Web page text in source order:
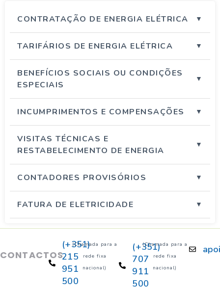
CONTRATAÇÃO DE ENERGIA ELÉTRICA
TARIFÁRIOS DE ENERGIA ELÉTRICA
BENEFÍCIOS SOCIAIS OU CONDIÇÕES
ESPECIAIS
INCUMPRIMENTOS E COMPENSAÇÕES
VISITAS TÉCNICAS E
RESTABELECIMENTO DE ENERGIA
CONTADORES PROVISÓRIOS
FATURA DE ELETRICIDADE
CONTACTOS
(+351)
215
951
500
(Chamada para a
rede fixa
nacional)
(+351)
707
911
500
(Chamada para a
rede fixa
nacional)